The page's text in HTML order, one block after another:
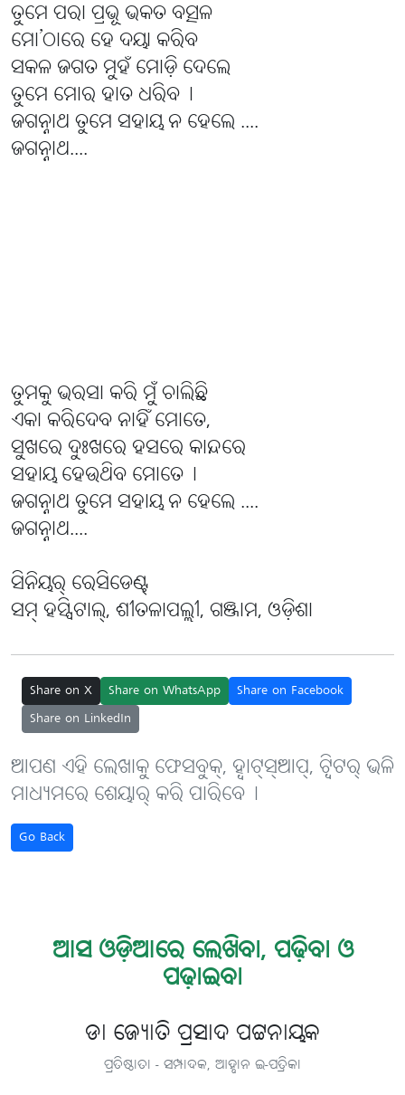
ତୁମେ ପରା ପ୍ରଭୂ ଭକତ ବତ୍ସଳ
ମୋ’ଠାରେ ହେ ଦୟା କରିବ
ସକଳ ଜଗତ ମୁହଁ ମୋଡ଼ି ଦେଲେ
ତୁମେ ମୋର ହାତ ଧରିବ୤
ଜଗନ୍ନାଥ ତୁମେ ସହାୟ ନ ହେଲେ ....
ଜଗନ୍ନାଥ....
ତୁମକୁ ଭରସା କରି ମୁଁ ଚାଲିଛି
ଏକା କରିଦେବ ନାହିଁ ମୋତେ,
ସୁଖରେ ଦୁଃଖରେ ହସରେ କାନ୍ଦରେ
ସହାୟ ହେଉଥିବ ମୋତେ୤
ଜଗନ୍ନାଥ ତୁମେ ସହାୟ ନ ହେଲେ ....
ଜଗନ୍ନାଥ....
ସିନିୟର୍ ରେସିଡେଣ୍ଟ୍
ସମ୍ ହସ୍ପିଟାଲ୍, ଶୀତଳାପଲ୍ଲୀ, ଗଞ୍ଜାମ, ଓଡ଼ିଶା
Share on X Share on WhatsApp
Share on Facebook
Share on LinkedIn
ଆପଣ ଏହି ଲେଖାକୁ ଫେସବୁକ୍, ହ୍ବାଟ୍‌ସ୍‌ଆପ୍, ଟ୍ବିଟର୍ ଭଳି
ମାଧ୍ୟମରେ ଶେୟାର୍ କରି ପାରିବେ୤
Go Back
ଆସ ଓଡ଼ିଆରେ ଲେଖିବା, ପଢ଼ିବା ଓ
ପଢ଼ାଇବା
ଡା ଜ୍ୟୋତି ପ୍ରସାଦ ପଟ୍ଟନାୟକ
ପ୍ରତିଷ୍ଠାତା - ସମ୍ପାଦକ, ଆହ୍ବାନ ଇ-ପତ୍ରିକା